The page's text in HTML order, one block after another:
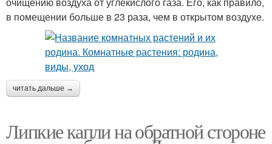
в помещении больше в 23 раза, чем в открытом воздухе.
читать дальше →
Липкие капли на обратной стороне